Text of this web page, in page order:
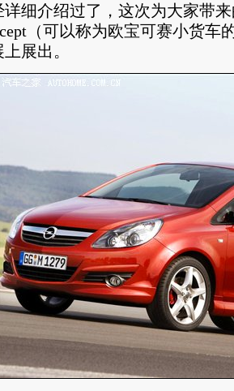
详细介绍过了，这次为大家带
（可以称为欧宝可赛小货车
展出。